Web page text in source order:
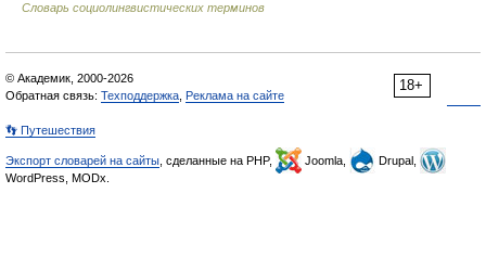
Словарь социолингвистических терминов
18+
© Академик, 2000-2026
Обратная связь: Техподдержка Реклама на сайте
👣 Путешествия
Экспорт словарей на сайты , сделанные на PHP, Joomla,
Drupal,
WordPress, MODx.